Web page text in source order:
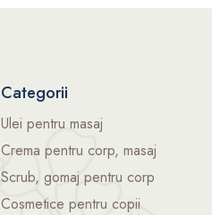
Categorii
Ulei pentru masaj
Crema pentru corp, masaj
Scrub, gomaj pentru corp
Cosmetice pentru copii